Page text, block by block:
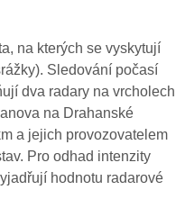
na kterých se vyskytují
Sledování počasí
dva radary na vrcholech
na Drahanské
a jejich provozovatelem
Pro odhad intenzity
hodnotu radarové